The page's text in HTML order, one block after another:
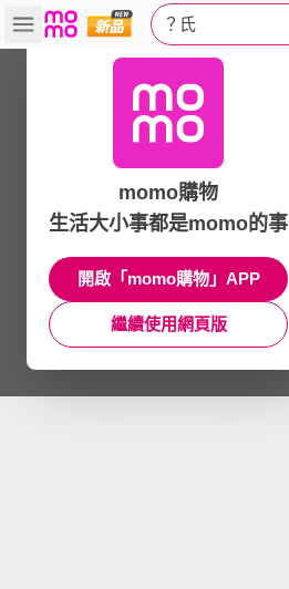
？氏
momo購物
生活大小事都是momo的事
開啟「momo購物」APP
繼續使用網頁版